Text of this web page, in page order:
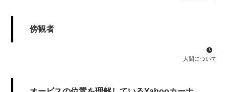
傍観者
人間について